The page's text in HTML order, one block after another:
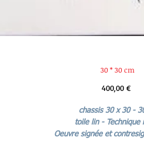
30 * 30 cm
400,00 €Prix
chassis 30 x 30 -
toile lin - Technique
Oeuvre signée et